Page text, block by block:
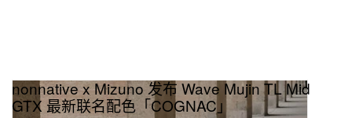
nonnative x Mizuno 发布 Wave Mujin TL Mid
GTX 最新联名配色「COGNAC」